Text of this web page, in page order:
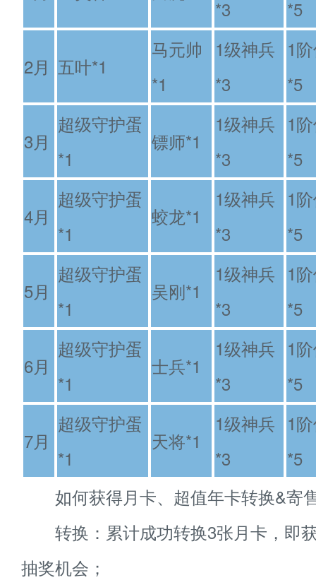
*3
*5
2月 五叶*1
马元帅
*1
1级神兵
*3
1
*5
3月
超级守护蛋
*1
镖师*1
1级神兵
*3
1
*5
4月
超级守护蛋
*1
蛟龙*1
1级神兵
*3
1
*5
5月
超级守护蛋
*1
吴刚*1
1级神兵
*3
1
*5
6月
超级守护蛋
*1
士兵*1
1级神兵
*3
1
*5
7月
超级守护蛋
*1
天将*1
1级神兵
*3
1
*5
如何获得月卡、超值年卡转换&寄
转换：累计成功转换3张月卡，即
抽奖机会；